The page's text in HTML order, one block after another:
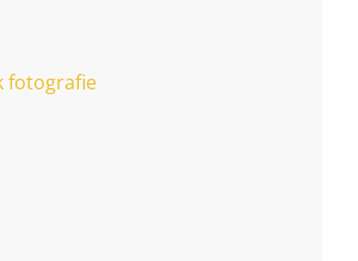
fotografie